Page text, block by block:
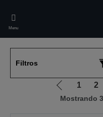
main
content
Menu
Filtros
Ir
para
1 2
Mostrando